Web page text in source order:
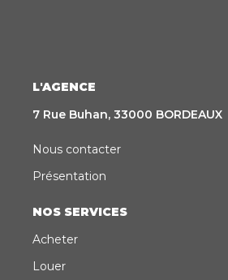
L'AGENCE
7 Rue Buhan, 33000 BORDEAUX
Nous contacter
Présentation
NOS SERVICES
Acheter
Louer